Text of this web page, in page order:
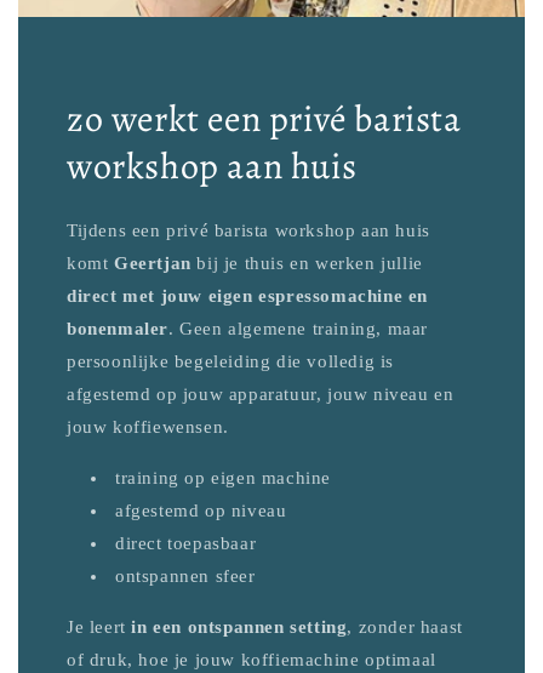
zo werkt een privé barista
workshop aan huis
Tijdens een privé barista workshop aan huis
komt Geertjan bij je thuis en werken jullie
direct met jouw eigen espressomachine en
bonenmaler. Geen algemene training, maar
persoonlijke begeleiding die volledig is
afgestemd op jouw apparatuur, jouw niveau en
jouw koffiewensen.
training op eigen machine
afgestemd op niveau
direct toepasbaar
ontspannen sfeer
Je leertin een ontspannen setting, zonder haast
of druk, hoe je jouw koffiemachine optimaal